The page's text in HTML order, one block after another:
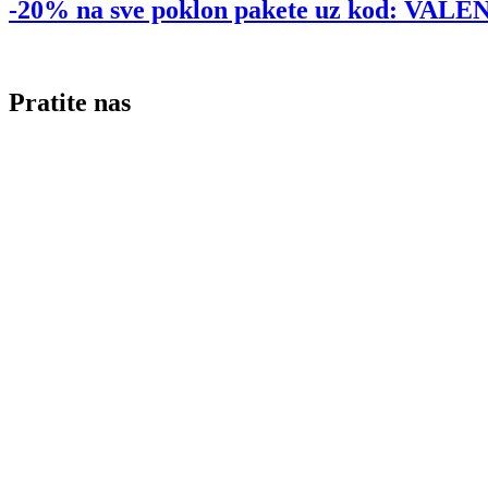
-20% na sve poklon pakete uz kod:
Pratite nas